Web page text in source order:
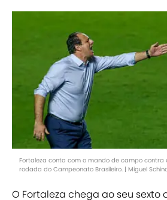
Fortaleza conta com o mando de campo contra
rodada do Campeonato Brasileiro. | Miguel
O Fortaleza chega ao seu sexto